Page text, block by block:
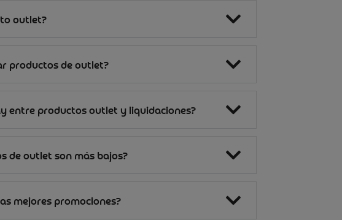
outlet?
productos de outlet?
entre productos outlet y liquidaciones?
de outlet son más bajos?
mejores promociones?